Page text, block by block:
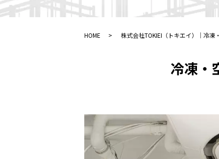
HOME 株式会社TOKIEI（トキエイ）｜冷
冷凍・